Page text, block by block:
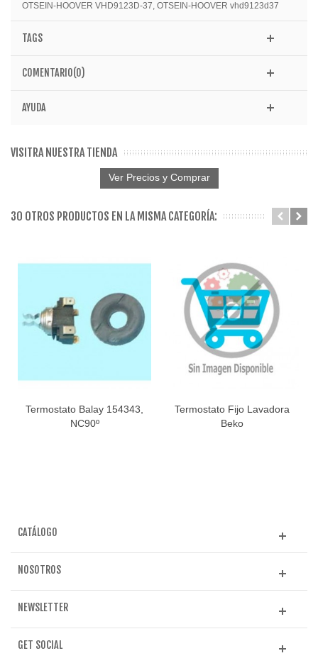
OTSEIN-HOOVER VHD9123D-37, OTSEIN-HOOVER vhd9123d37
TAGS
COMENTARIO(0)
AYUDA
VISITRA NUESTRA TIENDA
Ver Precios y Comprar
30 OTROS PRODUCTOS EN LA MISMA CATEGORÍA:
Termostato Balay 154343,
NC90º
Termostato Fijo Lavadora
Beko
CATÁLOGO
NOSOTROS
NEWSLETTER
GET SOCIAL